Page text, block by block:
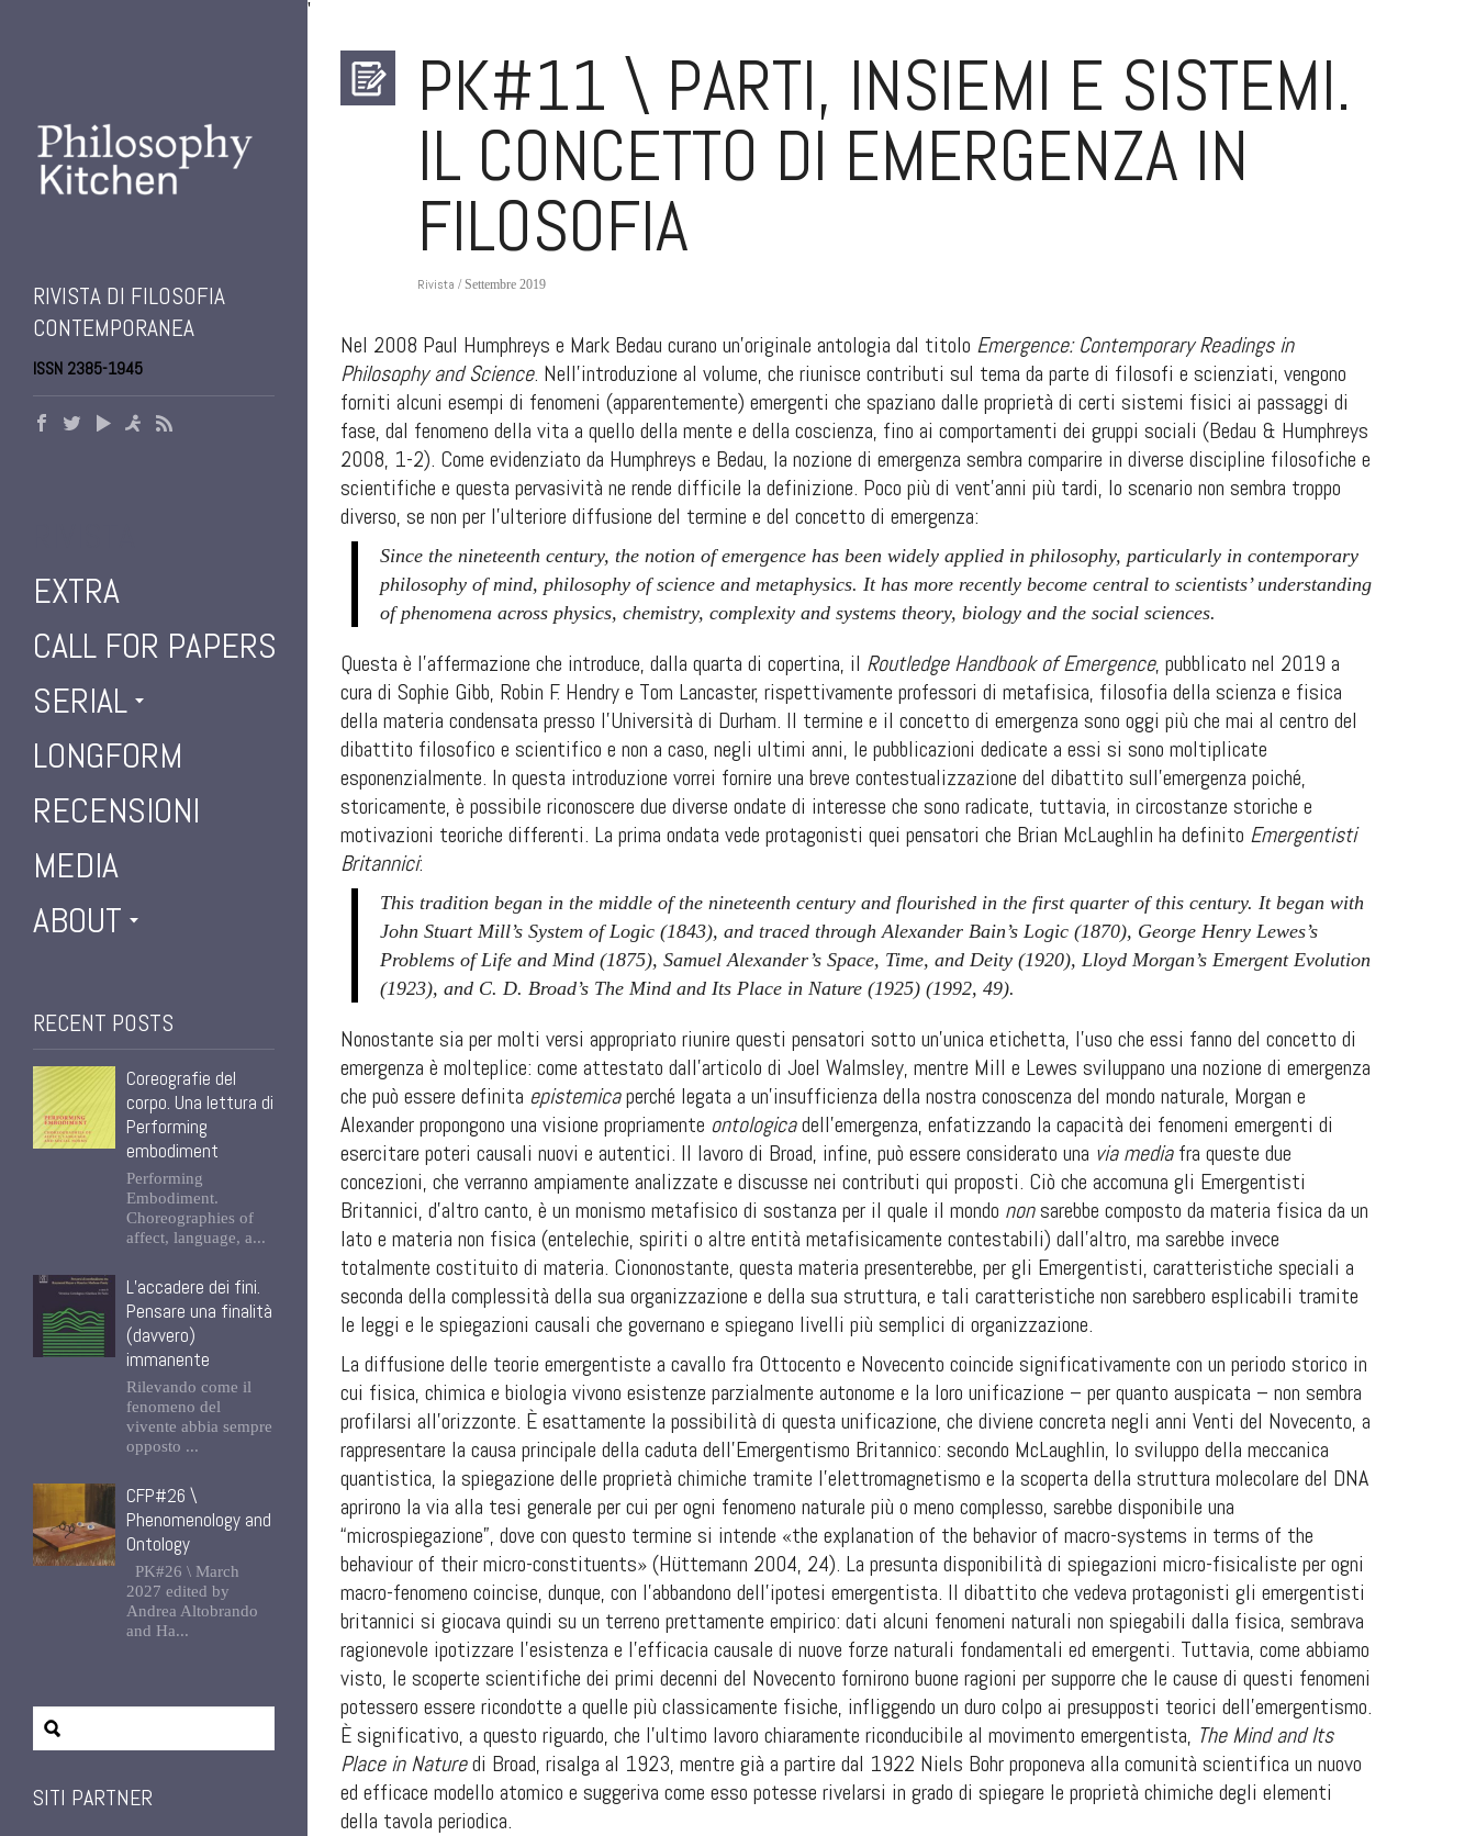
'
RIVISTA DI FILOSOFIA
CONTEMPORANEA
ISSN 2385-1945
EXTRA
CALL FOR PAPERS
SERIAL
LONGFORM
RECENSIONI
MEDIA
ABOUT
RECENT POSTS
Coreografie del
corpo. Una lettura di
Performing
embodiment
Performing
Embodiment.
Choreographies of
affect, language, a...
L’accadere dei fini.
Pensare una finalità
(davvero)
immanente
Rilevando come il
fenomeno del
vivente abbia sempre
opposto ...
CFP#26 \
Phenomenology and
Ontology
PK#26 \ March
2027 edited by
Andrea Altobrando
and Ha...
SITI PARTNER
PK#11 \ PARTI, INSIEMI E SISTEMI.
IL CONCETTO DI EMERGENZA IN
FILOSOFIA
Rivista / Settembre 2019
Nel 2008 Paul Humphreys e Mark Bedau curano un’originale antologia dal titolo Emergence: Contemporary Readings in
Philosophy and Science. Nell’introduzione al volume, che riunisce contributi sul tema da parte di filosofi e scienziati, vengono
forniti alcuni esempi di fenomeni (apparentemente) emergenti che spaziano dalle proprietà di certi sistemi fisici ai passaggi di
fase, dal fenomeno della vita a quello della mente e della coscienza, fino ai comportamenti dei gruppi sociali (Bedau & Humphreys
2008, 1-2). Come evidenziato da Humphreys e Bedau, la nozione di emergenza sembra comparire in diverse discipline filosofiche e
scientifiche e questa pervasività ne rende difficile la definizione. Poco più di vent’anni più tardi, lo scenario non sembra troppo
diverso, se non per l’ulteriore diffusione del termine e del concetto di emergenza:
Since the nineteenth century, the notion of emergence has been widely applied in philosophy, particularly in contemporary
philosophy of mind, philosophy of science and metaphysics. It has more recently become central to scientists’ understanding
of phenomena across physics, chemistry, complexity and systems theory, biology and the social sciences.
Questa è l’affermazione che introduce, dalla quarta di copertina, il Routledge Handbook of Emergence, pubblicato nel 2019 a
cura di Sophie Gibb, Robin F. Hendry e Tom Lancaster, rispettivamente professori di metafisica, filosofia della scienza e fisica
della materia condensata presso l’Università di Durham. Il termine e il concetto di emergenza sono oggi più che mai al centro del
dibattito filosofico e scientifico e non a caso, negli ultimi anni, le pubblicazioni dedicate a essi si sono moltiplicate
esponenzialmente. In questa introduzione vorrei fornire una breve contestualizzazione del dibattito sull’emergenza poiché,
storicamente, è possibile riconoscere due diverse ondate di interesse che sono radicate, tuttavia, in circostanze storiche e
motivazioni teoriche differenti. La prima ondata vede protagonisti quei pensatori che Brian McLaughlin ha definito Emergentisti
Britannici:
This tradition began in the middle of the nineteenth century and flourished in the first quarter of this century. It began with
John Stuart Mill’s System of Logic (1843), and traced through Alexander Bain’s Logic (1870), George Henry Lewes’s
Problems of Life and Mind (1875), Samuel Alexander’s Space, Time, and Deity (1920), Lloyd Morgan’s Emergent Evolution
(1923), and C. D. Broad’s The Mind and Its Place in Nature (1925) (1992, 49).
Nonostante sia per molti versi appropriato riunire questi pensatori sotto un’unica etichetta, l’uso che essi fanno del concetto di
emergenza è molteplice: come attestato dall’articolo di Joel Walmsley, mentre Mill e Lewes sviluppano una nozione di emergenza
che può essere definita epistemicaperché legata a un’insufficienza della nostra conoscenza del mondo naturale, Morgan e
Alexander propongono una visione propriamente ontologicadell’emergenza, enfatizzando la capacità dei fenomeni emergenti di
esercitare poteri causali nuovi e autentici. Il lavoro di Broad, infine, può essere considerato una via mediafra queste due
concezioni, che verranno ampiamente analizzate e discusse nei contributi qui proposti. Ciò che accomuna gli Emergentisti
Britannici, d’altro canto, è un monismo metafisico di sostanza per il quale il mondo nonsarebbe composto da materia fisica da un
lato e materia non fisica (entelechie, spiriti o altre entità metafisicamente contestabili) dall’altro, ma sarebbe invece
totalmente costituito di materia. Ciononostante, questa materia presenterebbe, per gli Emergentisti, caratteristiche speciali a
seconda della complessità della sua organizzazione e della sua struttura, e tali caratteristiche non sarebbero esplicabili tramite
le leggi e le spiegazioni causali che governano e spiegano livelli più semplici di organizzazione.
La diffusione delle teorie emergentiste a cavallo fra Ottocento e Novecento coincide significativamente con un periodo storico in
cui fisica, chimica e biologia vivono esistenze parzialmente autonome e la loro unificazione – per quanto auspicata – non sembra
profilarsi all’orizzonte. È esattamente la possibilità di questa unificazione, che diviene concreta negli anni Venti del Novecento, a
rappresentare la causa principale della caduta dell’Emergentismo Britannico: secondo McLaughlin, lo sviluppo della meccanica
quantistica, la spiegazione delle proprietà chimiche tramite l’elettromagnetismo e la scoperta della struttura molecolare del DNA
aprirono la via alla tesi generale per cui per ogni fenomeno naturale più o meno complesso, sarebbe disponibile una
“microspiegazione”, dove con questo termine si intende «the explanation of the behavior of macro-systems in terms of the
behaviour of their micro-constituents» (Hüttemann 2004, 24). La presunta disponibilità di spiegazioni micro-fisicaliste per ogni
macro-fenomeno coincise, dunque, con l’abbandono dell’ipotesi emergentista. Il dibattito che vedeva protagonisti gli emergentisti
britannici si giocava quindi su un terreno prettamente empirico: dati alcuni fenomeni naturali non spiegabili dalla fisica, sembrava
ragionevole ipotizzare l’esistenza e l’efficacia causale di nuove forze naturali fondamentali ed emergenti. Tuttavia, come abbiamo
visto, le scoperte scientifiche dei primi decenni del Novecento fornirono buone ragioni per supporre che le cause di questi fenomeni
potessero essere ricondotte a quelle più classicamente fisiche, infliggendo un duro colpo ai presupposti teorici dell’emergentismo.
È significativo, a questo riguardo, che l’ultimo lavoro chiaramente riconducibile al movimento emergentista, The Mind and Its
Place in Naturedi Broad, risalga al 1923, mentre già a partire dal 1922 Niels Bohr proponeva alla comunità scientifica un nuovo
ed efficace modello atomico e suggeriva come esso potesse rivelarsi in grado di spiegare le proprietà chimiche degli elementi
della tavola periodica.